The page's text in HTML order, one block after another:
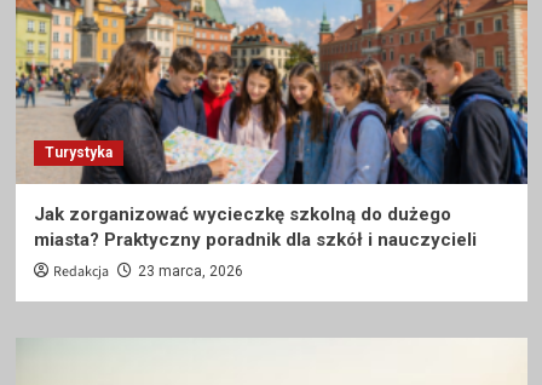
Turystyka
Jak zorganizować wycieczkę szkolną do dużego
miasta? Praktyczny poradnik dla szkół i nauczycieli
Redakcja 23 marca, 2026